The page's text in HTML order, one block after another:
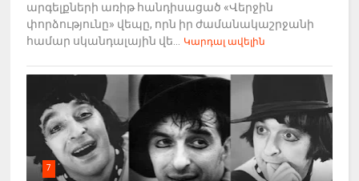
արգելքների առիթ հանդիսացած «Վերջին
փորձությունը» վեպը, որն իր ժամանակաշրջանի
համար սկանդալային վե...
Կարդալ ավելին
7